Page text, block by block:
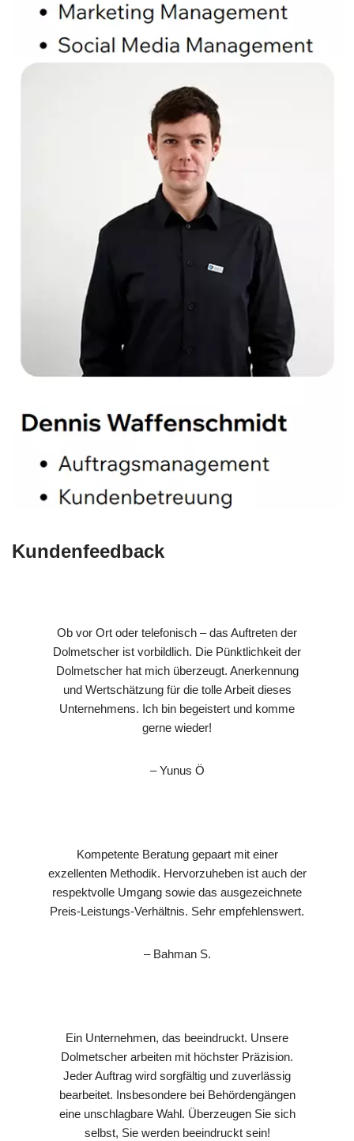
Kundenfeedback
Ob vor Ort oder telefonisch – das Auftreten der
Dolmetscher ist vorbildlich. Die Pünktlichkeit der
Dolmetscher hat mich überzeugt. Anerkennung
und Wertschätzung für die tolle Arbeit dieses
Unternehmens. Ich bin begeistert und komme
gerne wieder!
– Yunus Ö
Kompetente Beratung gepaart mit einer
exzellenten Methodik. Hervorzuheben ist auch der
respektvolle Umgang sowie das ausgezeichnete
Preis-Leistungs-Verhältnis. Sehr empfehlenswert.
– Bahman S.
Ein Unternehmen, das beeindruckt. Unsere
Dolmetscher arbeiten mit höchster Präzision.
Jeder Auftrag wird sorgfältig und zuverlässig
bearbeitet. Insbesondere bei Behördengängen
eine unschlagbare Wahl. Überzeugen Sie sich
selbst, Sie werden beeindruckt sein!